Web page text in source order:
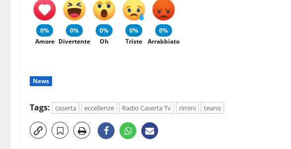
0%
Amore
0%
Divertente
0%
Oh
0%
Triste
0%
Arrabbiato
News
Tags: caserta eccellenze Radio Caserta Tv rimini teano